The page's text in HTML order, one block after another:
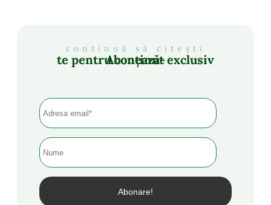
continuă să citești
Abonează-te pentru conținut exclusiv